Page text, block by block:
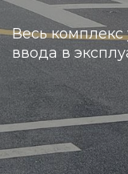
Весь комплекс
ввода в